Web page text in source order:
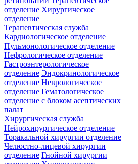
отделение Хирургическое
отделение
Терапевтическая служба
Кардиологическое отделение
Пульмонологическое отделение
Нефрологическое отделение
Гастроэнтерологическое
отделение Эндокринологическое
отделение Неврологическое
отделение Гематологическое
отделение c блоком асептических
палат
Хирургическая служба
Нейрохирургическое отделение
Торакальной хирургии отделение
Челюстно-лицевой хирургии
отделение Гнойной хирургии